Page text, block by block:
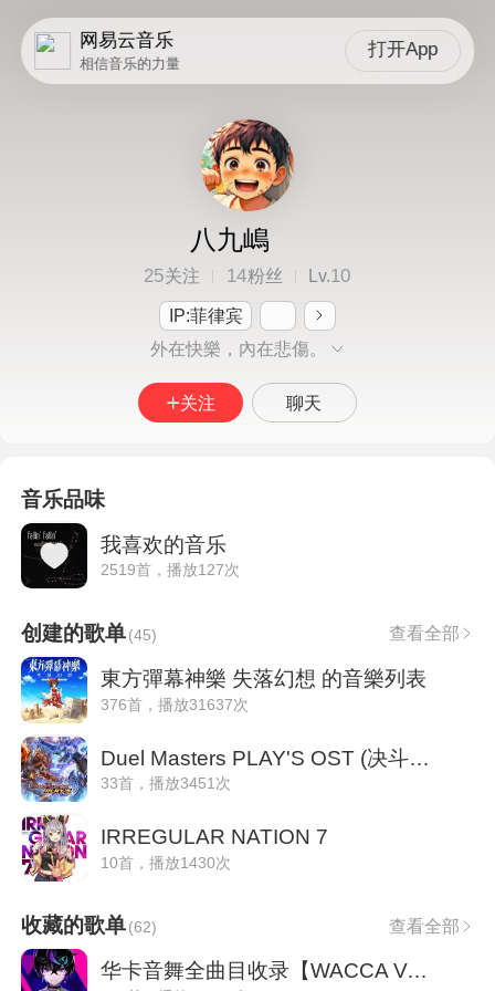
网易云音乐
相信音乐的力量
打开App
八九嶋
25关注 14粉丝 Lv.10
IP:菲律宾
外在快樂，內在悲傷。
关注 聊天
音乐品味
我喜欢的音乐
2519首，播放127次
创建的歌单(45) 查看全部
東方彈幕神樂 失落幻想 的音樂列表
376首，播放31637次
Duel Masters PLAY'S OST (决斗大师PLAY'S)
33首，播放3451次
IRREGULAR NATION 7
10首，播放1430次
收藏的歌单(62) 查看全部
华卡音舞全曲目收录【WACCA Ver.∞】